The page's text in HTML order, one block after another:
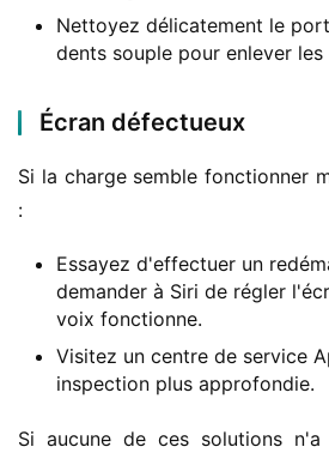
Nettoyez délicatement le
dents souple pour enlever les
Écran défectueux
Si la charge semble fonctionner
:
Essayez d'effectuer un
demander à Siri de régler
voix fonctionne.
Visitez un centre de service
inspection plus approfondie.
Si aucune de ces solutions